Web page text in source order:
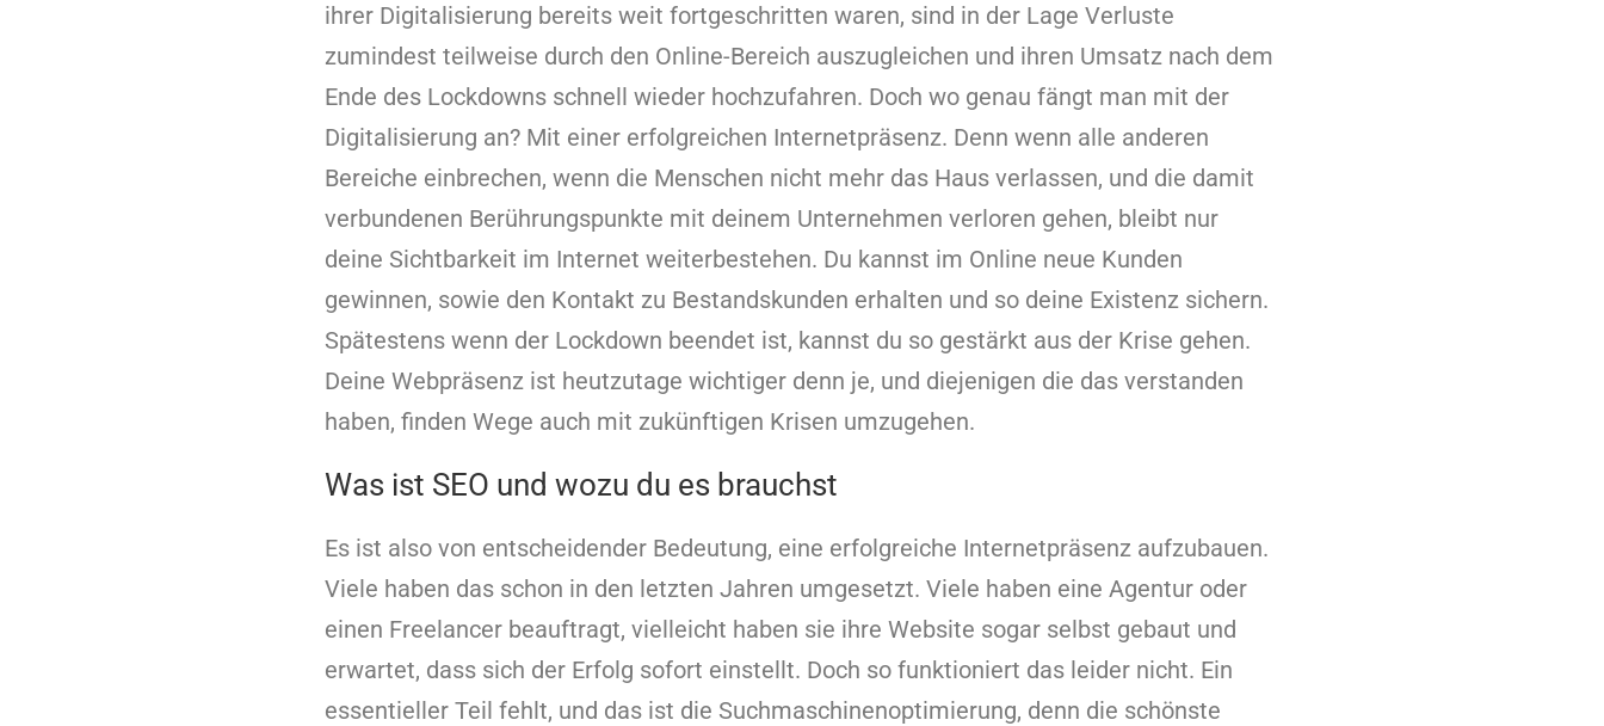
ihrer Digitalisierung bereits weit fortgeschritten waren, sind in der Lage Verluste
zumindest teilweise durch den Online-Bereich auszugleichen und ihren Umsatz nach dem
Ende des Lockdowns schnell wieder hochzufahren. Doch wo genau fängt man mit der
Digitalisierung an? Mit einer erfolgreichen Internetpräsenz. Denn wenn alle anderen
Bereiche einbrechen, wenn die Menschen nicht mehr das Haus verlassen, und die damit
verbundenen Berührungspunkte mit deinem Unternehmen verloren gehen, bleibt nur
deine Sichtbarkeit im Internet weiterbestehen. Du kannst im Online neue Kunden
gewinnen, sowie den Kontakt zu Bestandskunden erhalten und so deine Existenz sichern.
Spätestens wenn der Lockdown beendet ist, kannst du so gestärkt aus der Krise gehen.
Deine Webpräsenz ist heutzutage wichtiger denn je, und diejenigen die das verstanden
haben, finden Wege auch mit zukünftigen Krisen umzugehen.
Was ist SEO und wozu du es brauchst
Es ist also von entscheidender Bedeutung, eine erfolgreiche Internetpräsenz aufzubauen.
Viele haben das schon in den letzten Jahren umgesetzt. Viele haben eine Agentur oder
einen Freelancer beauftragt, vielleicht haben sie ihre Website sogar selbst gebaut und
erwartet, dass sich der Erfolg sofort einstellt. Doch so funktioniert das leider nicht. Ein
essentieller Teil fehlt, und das ist die Suchmaschinenoptimierung, denn die schönste